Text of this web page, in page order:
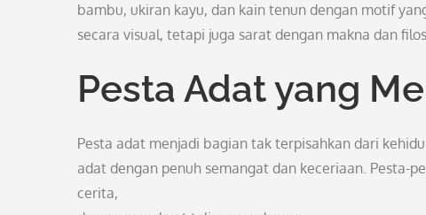
bambu, ukiran kayu, dan kain tenun dengan motif
secara visual, tetapi juga sarat dengan makna dan
Pesta Adat yang
Pesta adat menjadi bagian tak terpisahkan dari
adat dengan penuh semangat dan keceriaan. Pesta-
cerita,